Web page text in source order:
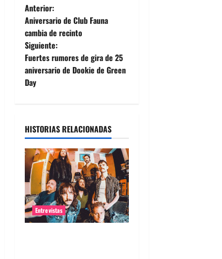
N
a
v
e
c
i
ó
n
d
Anterior:
Aniversario de Club Fauna
cambia de recinto
Siguiente:
Fuertes rumores de gira de 25
aniversario de Dookie de Green
Day
HISTORIAS RELACIONADAS
Entrevistas